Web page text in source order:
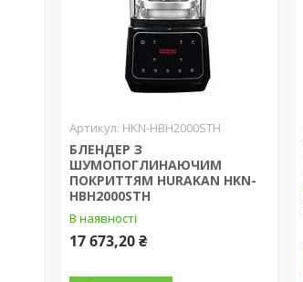
HKN-HBH2000STH
БЛЕНДЕР З
ШУМОПОГЛИНАЮЧИМ
ПОКРИТТЯМ HURAKAN HKN-
HBH2000STH
В наявності
17 673,20 ₴